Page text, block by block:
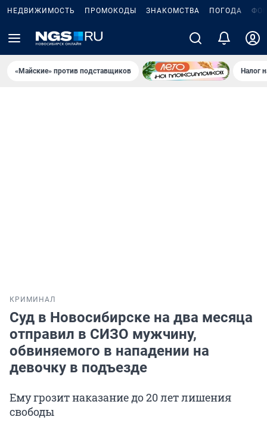
НЕДВИЖИМОСТЬ ПРОМОКОДЫ ЗНАКОМСТВА ПОГОДА
«Майские» против подставщиков Налог
КРИМИНАЛ
Суд в Новосибирске на два месяца
отправил в СИЗО мужчину,
обвиняемого в нападении на
девочку в подъезде
Ему грозит наказание до 20 лет лишения
свободы